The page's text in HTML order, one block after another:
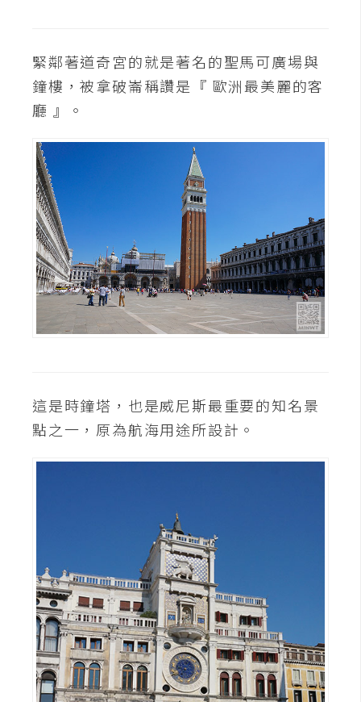
D
o
c
e
r
伺
服
器
設
定
資
費
圖
M
A
C
緊鄰著道奇宮的就是著名的聖馬可廣場與
鐘樓，被拿破崙稱讚是『 歐洲最美麗的客
廳 』。
這是時鐘塔，也是威尼斯最重要的知名景
點之一，原為航海用途所設計。